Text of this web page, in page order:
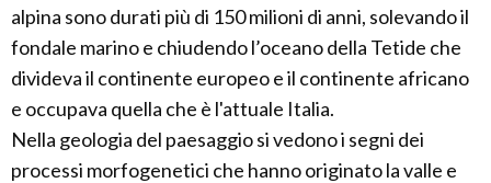
alpina sono durati più di 150 milioni di anni, solevando il
fondale marino e chiudendo l’oceano della Tetide che
divideva il continente europeo e il continente africano
e occupava quella che è l'attuale Italia.
Nella geologia del paesaggio si vedono i segni dei
processi morfogenetici che hanno originato la valle e